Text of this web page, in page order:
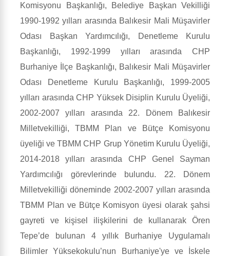
Komisyonu Başkanlığı, Belediye Başkan Vekilliği
1990-1992 yılları arasında Balıkesir Mali Müşavirler
Odası Başkan Yardımcılığı, Denetleme Kurulu
Başkanlığı, 1992-1999 yılları arasında CHP
Burhaniye İlçe Başkanlığı, Balıkesir Mali Müşavirler
Odası Denetleme Kurulu Başkanlığı, 1999-2005
yılları arasında CHP Yüksek Disiplin Kurulu Üyeliği,
2002-2007 yılları arasında 22. Dönem Balıkesir
Milletvekilliği, TBMM Plan ve Bütçe Komisyonu
üyeliği ve TBMM CHP Grup Yönetim Kurulu Üyeliği,
2014-2018 yılları arasında CHP Genel Sayman
Yardımcılığı görevlerinde bulundu. 22. Dönem
Milletvekilliği döneminde 2002-2007 yılları arasında
TBMM Plan ve Bütçe Komisyon üyesi olarak şahsi
gayreti ve kişisel ilişkilerini de kullanarak Ören
Tepe’de bulunan 4 yıllık Burhaniye Uygulamalı
Bilimler Yüksekokulu’nun Burhaniye'ye ve İskele